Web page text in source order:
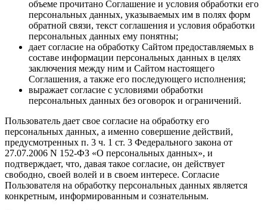
объеме прочитано Соглашение и условия обработки его
персональных данных, указываемых им в полях форм
обратной связи, текст соглашения и условия обработки
персональных данных ему понятны;
дает согласие на обработку Сайтом предоставляемых в
составе информации персональных данных в целях
заключения между ним и Сайтом настоящего
Соглашения, а также его последующего исполнения;
выражает согласие с условиями обработки
персональных данных без оговорок и ограничений.
Пользователь дает свое согласие на обработку его
персональных данных, а именно совершение действий,
предусмотренных п. 3 ч. 1 ст. 3 Федерального закона от
27.07.2006 N 152-ФЗ «О персональных данных», и
подтверждает, что, давая такое согласие, он действует
свободно, своей волей и в своем интересе. Согласие
Пользователя на обработку персональных данных является
конкретным, информированным и сознательным.